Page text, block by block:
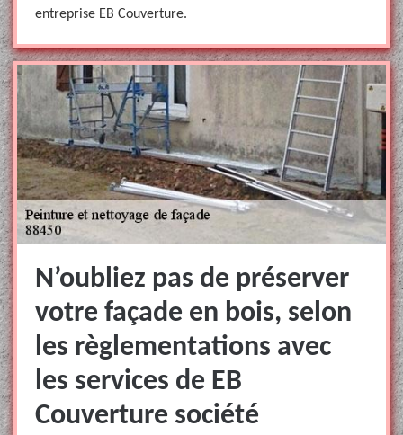
entreprise EB Couverture.
N’oubliez pas de préserver
votre façade en bois, selon
les règlementations avec
les services de EB
Couverture société